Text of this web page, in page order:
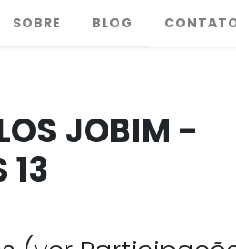
SOBRE BLOG
JOBIM -
13